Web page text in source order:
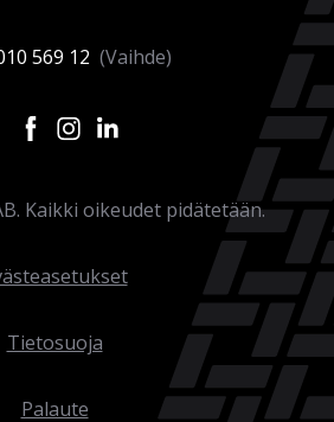
569 12 (Vaihde)
Kaikki oikeudet pidätetään.
Tietosuoja
Palaute